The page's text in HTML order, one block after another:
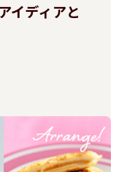
イディアと